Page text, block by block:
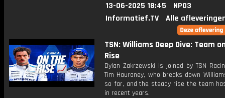
13-06-2025 18:45
NPO3
Informatief.TV
Alle
TSN: Williams Deep Dive: Team
Rise
Dylan Zakrzewski is joined by TSN
Tim Hauraney, who breaks down
so far, and the steady rise the team
in recent years.